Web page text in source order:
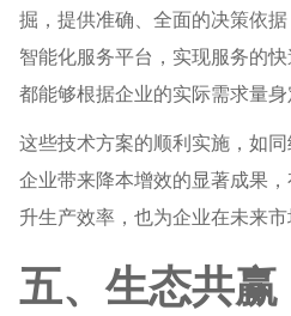
掘，提供准确、全面的决策依
智能化服务平台，实现服务的
都能够根据企业的实际需求量身
这些技术方案的顺利实施，如
企业带来降本增效的显著成果
升生产效率，也为企业在未来市
五、生态共